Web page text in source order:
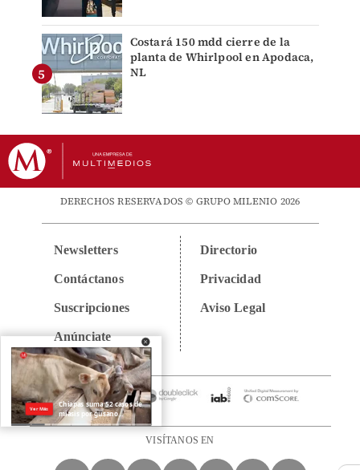
Costará 150 mdd cierre de la
planta de Whirlpool en Apodaca,
NL
DERECHOS RESERVADOS © GRUPO MILENIO 2026
Newsletters
Contáctanos
Suscripciones
Anúnciate
Directorio
Privacidad
Aviso Legal
VISÍTANOS EN